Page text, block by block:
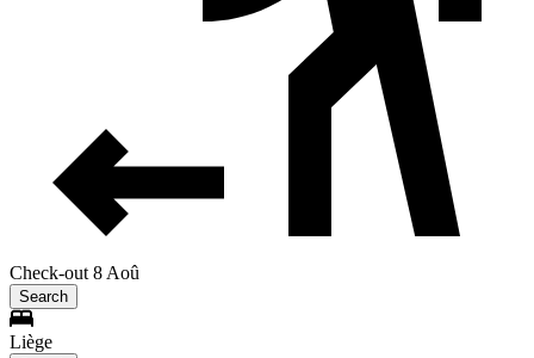
Check-out 8 Aoû
Search
Liège